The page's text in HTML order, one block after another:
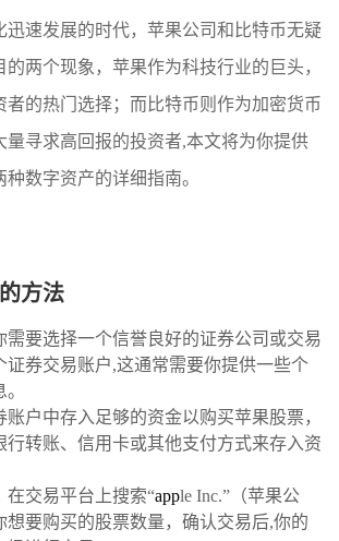
迅速发展的时代，苹果公司和比特币无疑
两个现象，苹果作为科技行业的巨头，
者的热门选择；而比特币则作为加密货币
量寻求高回报的投资者,本文将为你提供
数字资产的详细指南。
方法
需要选择一个信誉良好的证券公司或交易
证券交易账户,这通常需要你提供一些个
账户中存入足够的资金以购买苹果股票，
行转账、信用卡或其他支付方式来存入资
在交易平台上搜索“apple Inc.”（苹果公
想要购买的股票数量，确认交易后,你的